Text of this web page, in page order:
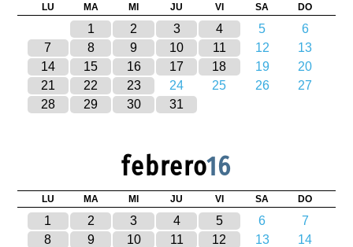
LU MA MI JU VI SA DO
1 2 3 4 5
6
7
8 9 10 11 12
13
14
15 16 17 18 19
20
21
22 23 24 25 26
27
28
29 30 31
febrero16
LU MA MI JU VI SA DO
1 2 3 4 5 6
7
8
9 10 11 12 13
14